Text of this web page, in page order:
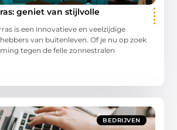
geniet van stijlvolle
is een innovatieve en veelzijdige
van buitenleven. Of je nu op zoek
tegen de felle zonnestralen
BEDRIJVEN